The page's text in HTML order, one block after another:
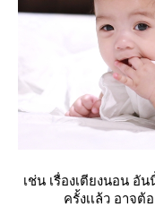
เช่น เรื่องเตียงนอน อั
ครั้งเเล้ว อาจ